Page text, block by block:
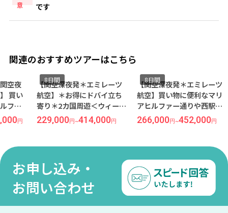
意
です
関連のおすすめツアーはこちら
【関空深夜発＊エミレーツ
航空】＊お得にドバイ立ち
寄り＊2カ国周遊＜ウィーン
×ドバイ＞8日間（価格重視
ホテル）
8日間
229,000円~414,000円
【関空深夜発＊エミレーツ
航空】買い物に便利なマリ
アヒルファー通りや西駅に
徒歩圏内『メルキュール ウ
エストバーンホフ』滞在重
ーン×ドバイ＞8日間
266,000円~452,000円
【羽
航空
ル指
ルキ
ホ
ン＞
お申し込み・
お問い合わせ